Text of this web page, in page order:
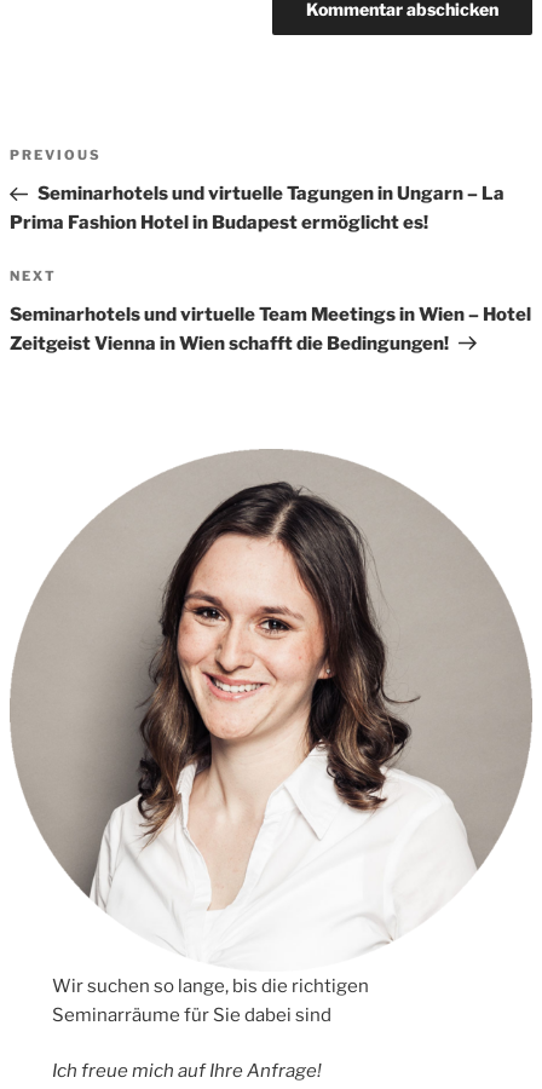
Beitrags-
Previous
Post
PREVIOUS
Seminarhotels und virtuelle Tagungen in Ungarn – La
Prima Fashion Hotel in Budapest ermöglicht es!
Next
Post
NEXT
Seminarhotels und virtuelle Team Meetings in Wien – Hotel
Zeitgeist Vienna in Wien schafft die Bedingungen!
Wir suchen so lange, bis die richtigen
Seminarräume für Sie dabei sind
Ich freue mich auf Ihre Anfrage!